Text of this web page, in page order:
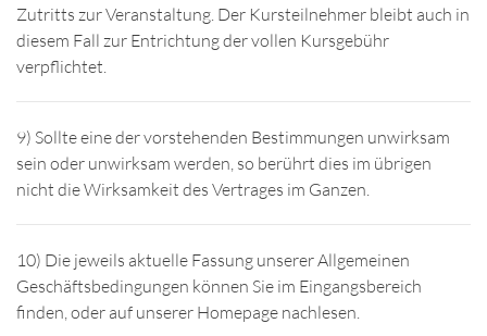
Zutritts zur Veranstaltung. Der Kursteilnehmer bleibt auch in
diesem Fall zur Entrichtung der vollen Kursgebühr
verpflichtet.
9) Sollte eine der vorstehenden Bestimmungen unwirksam
sein oder unwirksam werden, so berührt dies im übrigen
nicht die Wirksamkeit des Vertrages im Ganzen.
10) Die jeweils aktuelle Fassung unserer Allgemeinen
Geschäftsbedingungen können Sie im Eingangsbereich
finden, oder auf unserer Homepage nachlesen.